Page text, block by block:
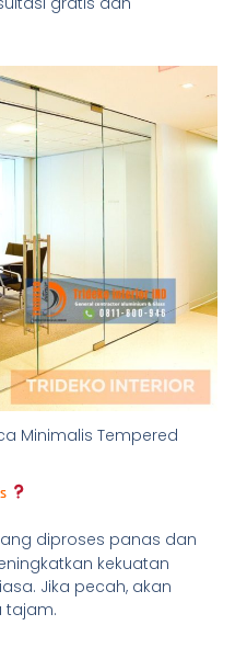
Minimalis Tempered
diproses panas dan
kekuatan
Jika pecah, akan
tajam.